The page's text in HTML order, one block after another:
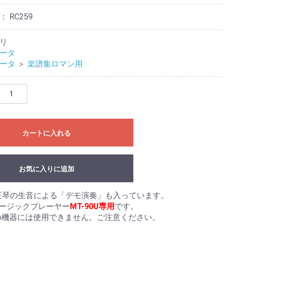
RC259
タ
タ ＞ 楽譜集ロマン用
カートに入れる
お気に入りに追加
の生音による「デモ演奏」も入っています。
ジックプレーヤー MT-90U専用 です。
器には使用できません。ご注意ください。